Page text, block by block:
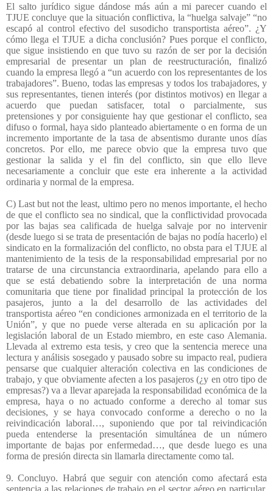
El salto jurídico sigue dándose más aún a mi parecer cuando el
TJUE concluye que la situación conflictiva, la “huelga salvaje” “no
escapó al control efectivo del susodicho transportista aéreo”. ¿Y
cómo llega el TJUE a dicha conclusión? Pues porque el conflicto,
que sigue insistiendo en que tuvo su razón de ser por la decisión
empresarial de presentar un plan de reestructuración, finalizó
cuando la empresa llegó a “un acuerdo con los representantes de los
trabajadores”. Bueno, todas las empresas y todos los trabajadores, y
sus representantes, tienen interés (por distintos motivos) en llegar a
acuerdo que puedan satisfacer, total o parcialmente, sus
pretensiones y por consiguiente hay que gestionar el conflicto, sea
difuso o formal, haya sido planteado abiertamente o en forma de un
incremento importante de la tasa de absentismo durante unos días
concretos. Por ello, me parece obvio que la empresa tuvo que
gestionar la salida y el fin del conflicto, sin que ello lleve
necesariamente a concluir que este era inherente a la actividad
ordinaria y normal de la empresa.
C) Last but not the least, ultimo pero no menos importante, el hecho
de que el conflicto sea no sindical, que la conflictividad provocada
por las bajas sea calificada de huelga salvaje por no intervenir
(desde luego si se trata de presentación de bajas no podía hacerlo) el
sindicato en la formalización del conflicto, no obsta para el TJUE al
mantenimiento de la tesis de la responsabilidad empresarial por no
tratarse de una circunstancia extraordinaria, apelando para ello a
que se está debatiendo sobre la interpretación de una norma
comunitaria que tiene por finalidad principal la protección de los
pasajeros, junto a la del desarrollo de las actividades del
transportista aéreo “en condiciones armonizada en el territorio de la
Unión”, y que no puede verse alterada en su aplicación por la
legislación laboral de un Estado miembro, en este caso Alemania.
Llevada al extremo esta tesis, y creo que la sentencia merece una
lectura y análisis sosegado y pausado sobre su impacto real, pudiera
pensarse que cualquier alteración colectiva en las condiciones de
trabajo, y que obviamente afecten a los pasajeros (¿y en otro tipo de
empresas?) va a llevar aparejada la responsabilidad económica de la
empresa, haya o no actuado conforme a derecho al tomar sus
decisiones, y se haya convocado conforme a derecho o no la
reivindicación laboral…, suponiendo que por tal reivindicación
pueda entenderse la presentación simultánea de un número
importante de bajas por enfermedad…, que desde luego es una
forma de presión directa sin llamarla directamente como tal.
9. Concluyo. Habrá que seguir con atención como afectará esta
sentencia a las relaciones de trabajo en el sector aéreo en particular,